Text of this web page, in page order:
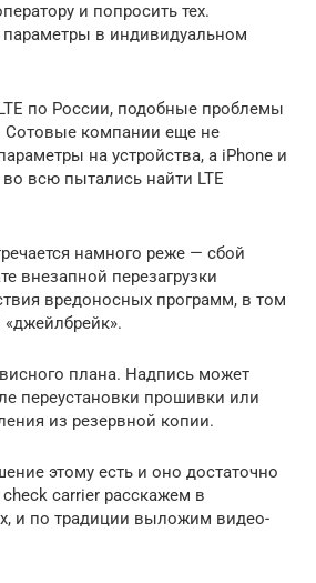
и попросить тех.
в индивидуальном
по России, подобные проблемы
Сотовые компании еще не
на устройства, а iPhone и
всю пытались найти LTE
намного реже — сбой
внезапной перезагрузки
вредоносных программ, в том
плана. Надпись может
переустановки прошивки или
из резервной копии.
этому есть и оно достаточно
check carrier расскажем в
и по традиции выложим видео-